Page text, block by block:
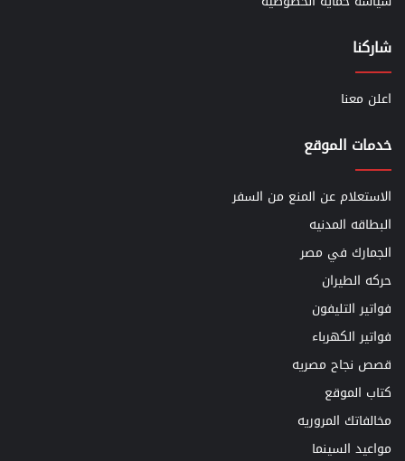
شاركنا
اعلن معنا
خدمات الموقع
الاستعلام عن المنع من السفر
البطاقه المدنيه
الجمارك في مصر
حركه الطيران
فواتير التليفون
فواتير الكهرباء
قصص نجاح مصريه
كتاب الموقع
مخالفاتك المروريه
مواعيد السينما